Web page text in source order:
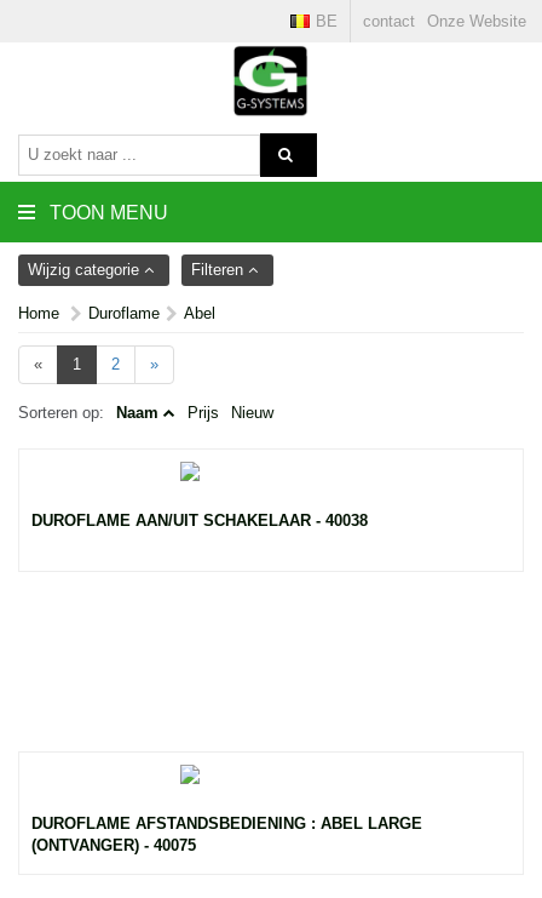
contact Onze Website
BE
TOON MENU
Wijzig categorie Filteren
Home Duroflame Abel
« 1 2 »
Sorteren op: Naam Prijs Nieuw
DUROFLAME AAN/UIT SCHAKELAAR - 40038
DUROFLAME AFSTANDSBEDIENING : ABEL LARGE
(ONTVANGER) - 40075